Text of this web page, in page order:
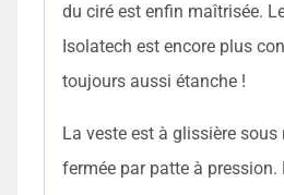
du ciré est enfin maîtrisée.
Isolatech est encore plus
toujours aussi étanche !
La veste est à glissière
fermée par patte à pression.